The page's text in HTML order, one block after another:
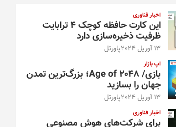
اخبار فناوری
این کارت حافظه کوچک ۴ ترابایت
ظرفیت ذخیره‌سازی دارد
13 آوریل 2024 پاورتل
اپ بازار
بازی/ Age of 2048؛ بزرگ‌ترین تمدن
جهان را بسازید
13 آوریل 2024 پاورتل
اخبار فناوری
برای شرکت‌های هوش مصنوعی